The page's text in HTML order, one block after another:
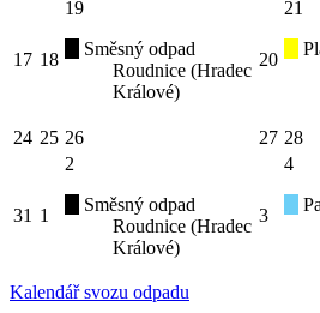
17 18
19
Směsný odpad
Roudnice (Hradec
Králové)
20
21
24 25 26 27 28
31 1
2
Směsný odpad
Roudnice (Hradec
Králové)
3
4
Kalendář svozu odpadu